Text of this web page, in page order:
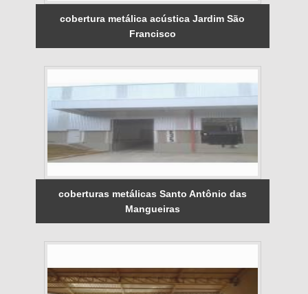
cobertura metálica acústica Jardim São
Francisco
coberturas metálicas Santo Antônio das
Mangueiras